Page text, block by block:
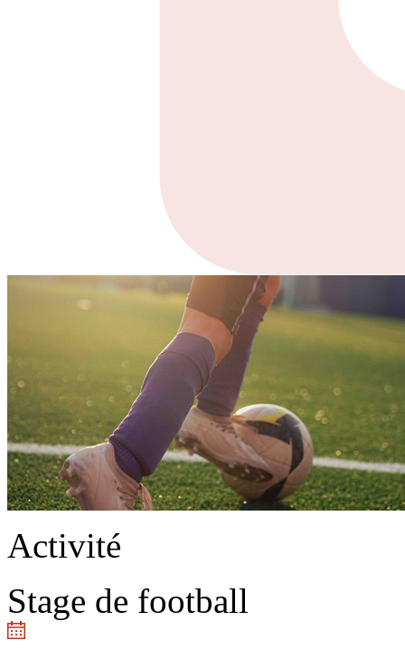
Activité
Stage de football